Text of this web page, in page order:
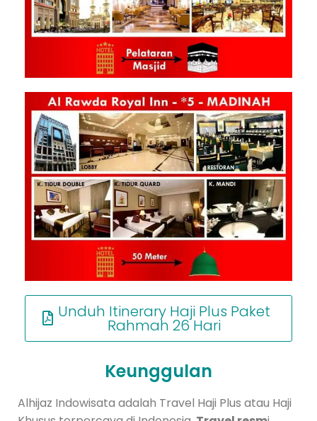
Unduh Itinerary Haji Plus Paket
Rahmah 26 Hari
Keunggulan
Alhijaz Indowisata adalah Travel Haji Plus atau Haji